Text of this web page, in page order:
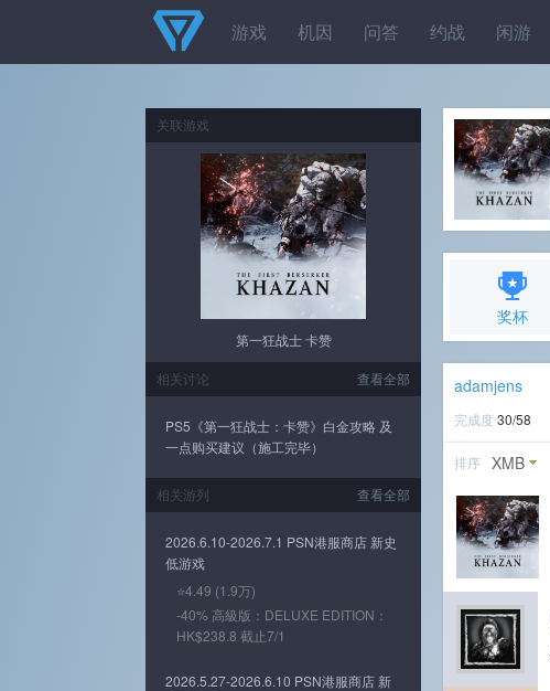
游戏 机因 问答 约战 闲游
奖杯
adamjens
完成度 30/58
排序 XMB
关联游戏
第一狂战士 卡赞
查看全部
相关讨论
PS5《第一狂战士：卡赞》白金攻略 及
一点购买建议（施工完毕）
查看全部
相关游列
2026.6.10-2026.7.1 PSN港服商店 新史
低游戏
⭐4.49 (1.9万)
-40% 高級版：DELUXE EDITION：
HK$238.8 截止7/1
2026.5.27-2026.6.10 PSN港服商店 新